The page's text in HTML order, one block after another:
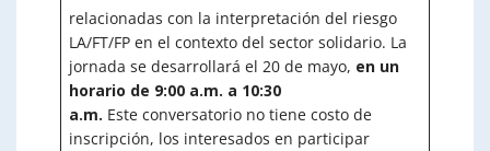
relacionadas con la interpretación del riesgo
LA/FT/FP en el contexto del sector solidario. La
jornada se desarrollará el 20 de mayo, en un
horario de 9:00 a.m. a 10:30
a.m. Este conversatorio no tiene costo de
inscripción, los interesados en participar